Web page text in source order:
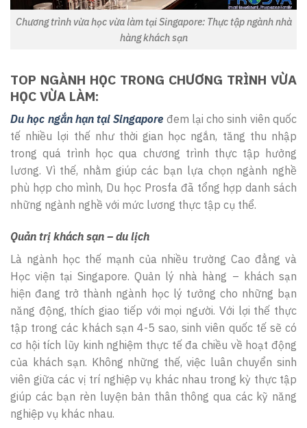
Chương trình vừa học vừa làm tại Singapore: Thực tập ngành nhà
hàng khách sạn
TOP NGÀNH HỌC TRONG CHƯƠNG TRÌNH VỪA
HỌC VỪA LÀM:
Duhọc ngắn hạn tại Singapore đem lại cho sinh viên quốc
tế nhiều lợi thế như thời gian học ngắn, tăng thu nhập
trong quá trình học qua chương trình thực tập hưởng
lương. Vì thế, nhằm giúp các bạn lựa chọn ngành nghề
phù hợp cho mình, Du học Prosfa đã tổng hợp danh sách
những ngành nghề với mức lương thực tập cụ thể.
Quản trị khách sạn – du lịch
Là ngành học thế mạnh của nhiều trường Cao đẳng và
Học viện tại Singapore. Quản lý nhà hàng – khách sạn
hiện đang trở thành ngành học lý tưởng cho những bạn
năng động, thích giao tiếp với mọi người. Với lợi thế thực
tập trong các khách sạn 4-5 sao, sinh viên quốc tế sẽ có
cơ hội tích lũy kinh nghiệm thực tế đa chiều về hoạt động
của khách sạn. Không những thế, việc luân chuyển sinh
viên giữa các vị trí nghiệp vụ khác nhau trong kỳ thực tập
giúp các bạn rèn luyện bản thân thông qua các kỹ năng
nghiệp vụ khác nhau.